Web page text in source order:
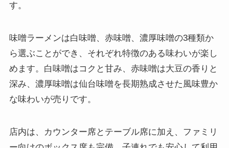
す。
味噌ラーメンは白味噌、赤味噌、濃厚味噌の3種類か
ら選ぶことができ、それぞれ特徴のある味わいが楽し
めます。白味噌はコクと甘み、赤味噌は大豆の香りと
深み、濃厚味噌は仙台味噌を長期熟成させた風味豊か
な味わいが売りです。
店内は、カウンター席とテーブル席に加え、ファミリ